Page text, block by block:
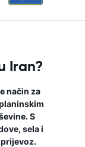
Iran?
način za
S
sela i